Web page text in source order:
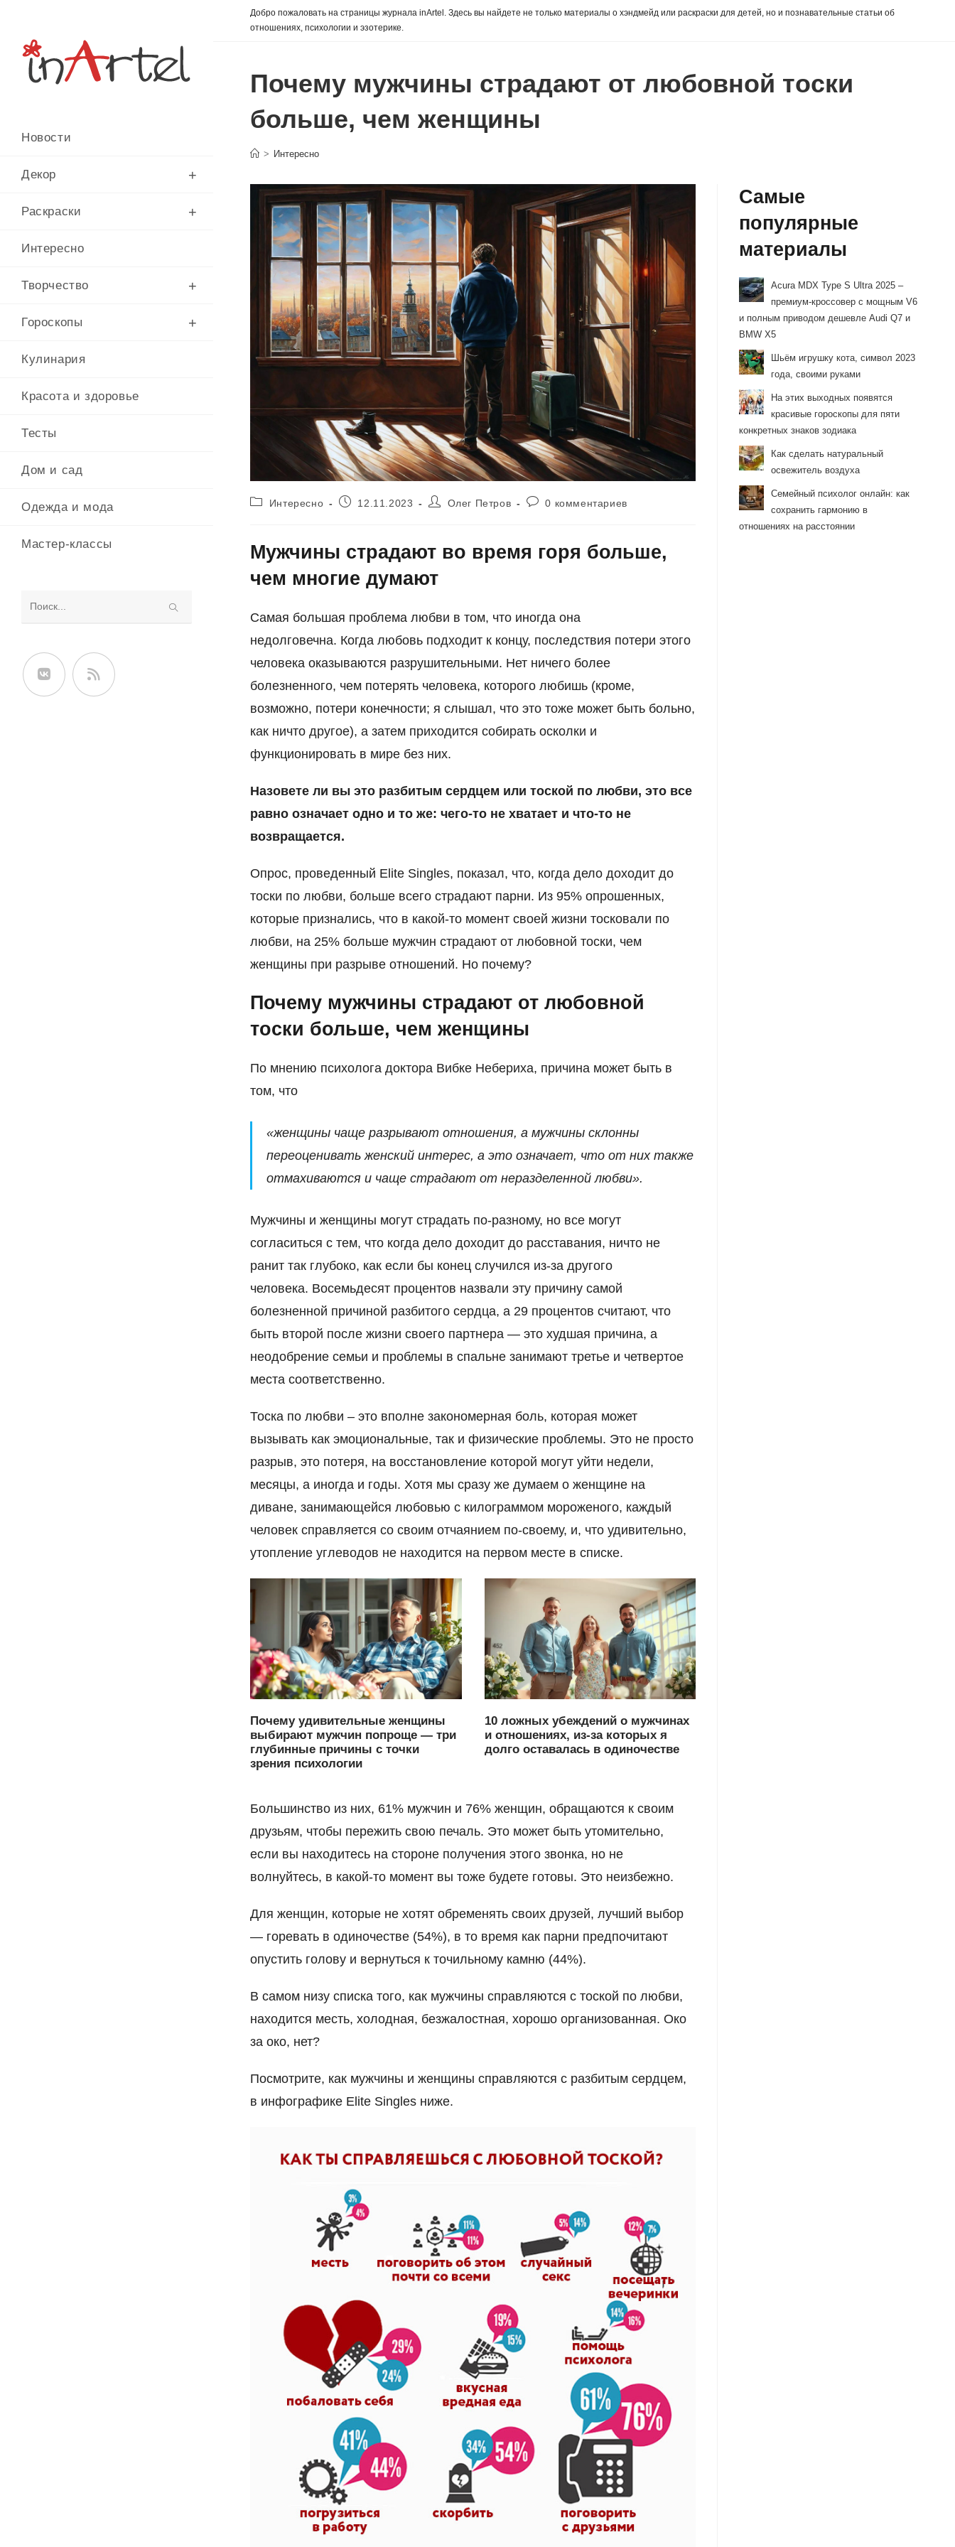
ПерейтиДобро пожаловать на страницы журнала inArtel. Здесь вы найдете не только материалы о хэндмейд или раскраски для детей, но и познавательные статьи об
отношениях, психологии и эзотерике.
Новости
Декор
Раскраски
Интересно
Творчество
Гороскопы
Кулинария
Красота и здоровье
Тесты
Дом и сад
Одежда и мода
Мастер-классы
сайте
Почему мужчины страдают от любовной тоски
больше, чем женщины
> Интересно
РубрикаИнтересно
Запись12.11.2023
АвторОлег Петров
Комментарии
0 комментариев
Мужчины страдают во время горя больше,
чем многие думают
Самая большая проблема любви в том, что иногда она
недолговечна. Когда любовь подходит к концу, последствия потери этого
человека оказываются разрушительными. Нет ничего более
болезненного, чем потерять человека, которого любишь (кроме,
возможно, потери конечности; я слышал, что это тоже может быть больно,
как ничто другое), а затем приходится собирать осколки и
функционировать в мире без них.
Назовете ли вы это разбитым сердцем или тоской по любви, это все
равно означает одно и то же: чего-то не хватает и что-то не
возвращается.
Опрос, проведенный Elite Singles, показал, что, когда дело доходит до
тоски по любви, больше всего страдают парни. Из 95% опрошенных,
которые признались, что в какой-то момент своей жизни тосковали по
любви, на 25% больше мужчин страдают от любовной тоски, чем
женщины при разрыве отношений. Но почему?
Почему мужчины страдают от любовной
тоски больше, чем женщины
По мнению психолога доктора Вибке Небериха, причина может быть в
том, что
«женщины чаще разрывают отношения, а мужчины склонны
переоценивать женский интерес, а это означает, что от них также
отмахиваются и чаще страдают от неразделенной любви».
Мужчины и женщины могут страдать по-разному, но все могут
согласиться с тем, что когда дело доходит до расставания, ничто не
ранит так глубоко, как если бы конец случился из-за другого
человека. Восемьдесят процентов назвали эту причину самой
болезненной причиной разбитого сердца, а 29 процентов считают, что
быть второй после жизни своего партнера — это худшая причина, а
неодобрение семьи и проблемы в спальне занимают третье и четвертое
места соответственно.
Тоска по любви – это вполне закономерная боль, которая может
вызывать как эмоциональные, так и физические проблемы. Это не просто
разрыв, это потеря, на восстановление которой могут уйти недели,
месяцы, а иногда и годы. Хотя мы сразу же думаем о женщине на
диване, занимающейся любовью с килограммом мороженого, каждый
человек справляется со своим отчаянием по-своему, и, что удивительно,
утопление углеводов не находится на первом месте в списке.
Почему удивительные женщины
выбирают мужчин попроще — три
глубинные причины с точки
зрения психологии
10 ложных убеждений о мужчинах
и отношениях, из-за которых я
долго оставалась в одиночестве
Большинство из них, 61% мужчин и 76% женщин, обращаются к своим
друзьям, чтобы пережить свою печаль. Это может быть утомительно,
если вы находитесь на стороне получения этого звонка, но не
волнуйтесь, в какой-то момент вы тоже будете готовы. Это неизбежно.
Для женщин, которые не хотят обременять своих друзей, лучший выбор
— горевать в одиночестве (54%), в то время как парни предпочитают
опустить голову и вернуться к точильному камню (44%).
В самом низу списка того, как мужчины справляются с тоской по любви,
находится месть, холодная, безжалостная, хорошо организованная. Око
за око, нет?
Посмотрите, как мужчины и женщины справляются с разбитым сердцем,
в инфографике Elite Singles ниже.
Самые
популярные
материалы
Acura MDX Type S Ultra 2025 –
премиум-кроссовер с мощным V6
и полным приводом дешевле Audi Q7 и
BMW X5
Шьём игрушку кота, символ 2023
года, своими руками
На этих выходных появятся
красивые гороскопы для пяти
конкретных знаков зодиака
Как сделать натуральный
освежитель воздуха
Семейный психолог онлайн: как
сохранить гармонию в
отношениях на расстоянии